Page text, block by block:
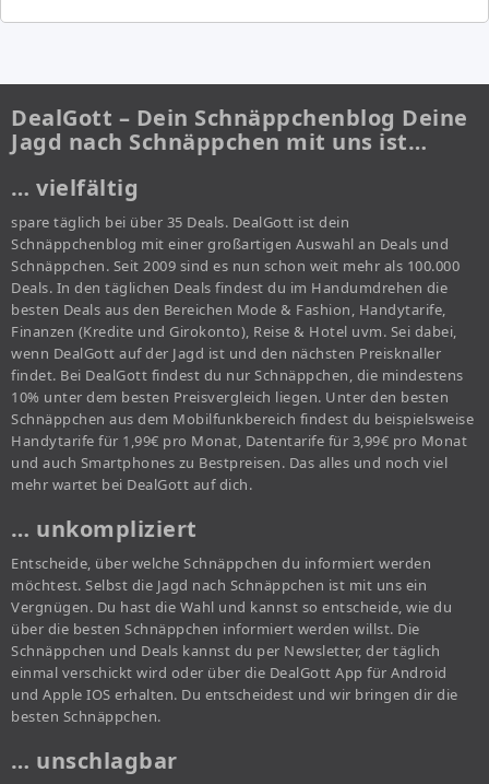
DealGott – Dein Schnäppchenblog Deine
Jagd nach Schnäppchen mit uns ist…
… vielfältig
spare täglich bei über 35 Deals. DealGott ist dein
Schnäppchenblog mit einer großartigen Auswahl an Deals und
Schnäppchen. Seit 2009 sind es nun schon weit mehr als 100.000
Deals. In den täglichen Deals findest du im Handumdrehen die
besten Deals aus den Bereichen Mode & Fashion, Handytarife,
Finanzen (Kredite und Girokonto), Reise & Hotel uvm. Sei dabei,
wenn DealGott auf der Jagd ist und den nächsten Preisknaller
findet. Bei DealGott findest du nur Schnäppchen, die mindestens
10% unter dem besten Preisvergleich liegen. Unter den besten
Schnäppchen aus dem Mobilfunkbereich findest du beispielsweise
Handytarife für 1,99€ pro Monat, Datentarife für 3,99€ pro Monat
und auch Smartphones zu Bestpreisen. Das alles und noch viel
mehr wartet bei DealGott auf dich.
… unkompliziert
Entscheide, über welche Schnäppchen du informiert werden
möchtest. Selbst die Jagd nach Schnäppchen ist mit uns ein
Vergnügen. Du hast die Wahl und kannst so entscheide, wie du
über die besten Schnäppchen informiert werden willst. Die
Schnäppchen und Deals kannst du per Newsletter, der täglich
einmal verschickt wird oder über die DealGott App für Android
und Apple IOS erhalten. Du entscheidest und wir bringen dir die
besten Schnäppchen.
… unschlagbar